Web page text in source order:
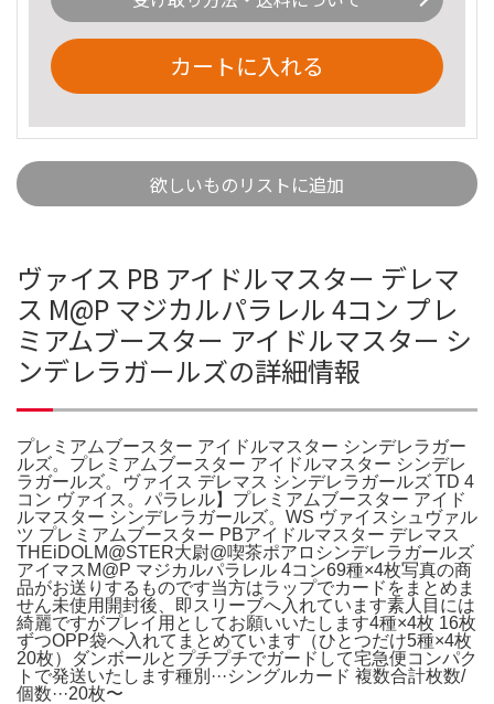
カートに入れる
欲しいものリストに追加
ヴァイス PB アイドルマスター デレマ
ス M@P マジカルパラレル 4コン プレ
ミアムブースター アイドルマスター シ
ンデレラガールズの詳細情報
プレミアムブースター アイドルマスター シンデレラガー
ルズ。プレミアムブースター アイドルマスター シンデレ
ラガールズ。ヴァイス デレマス シンデレラガールズ TD 4
コン ヴァイス。パラレル】プレミアムブースター アイド
ルマスター シンデレラガールズ。WS ヴァイスシュヴァル
ツ プレミアムブースター PBアイドルマスター デレマス
THEiDOLM@STER大尉@喫茶ポアロシンデレラガールズ
アイマスM@P マジカルパラレル 4コン69種×4枚写真の商
品がお送りするものです当方はラップでカードをまとめま
せん未使用開封後、即スリーブへ入れています素人目には
綺麗ですがプレイ用としてお願いいたします4種×4枚 16枚
ずつOPP袋へ入れてまとめています（ひとつだけ5種×4枚
20枚）ダンボールとプチプチでガードして宅急便コンパク
トで発送いたします種別···シングルカード 複数合計枚数/
個数···20枚〜